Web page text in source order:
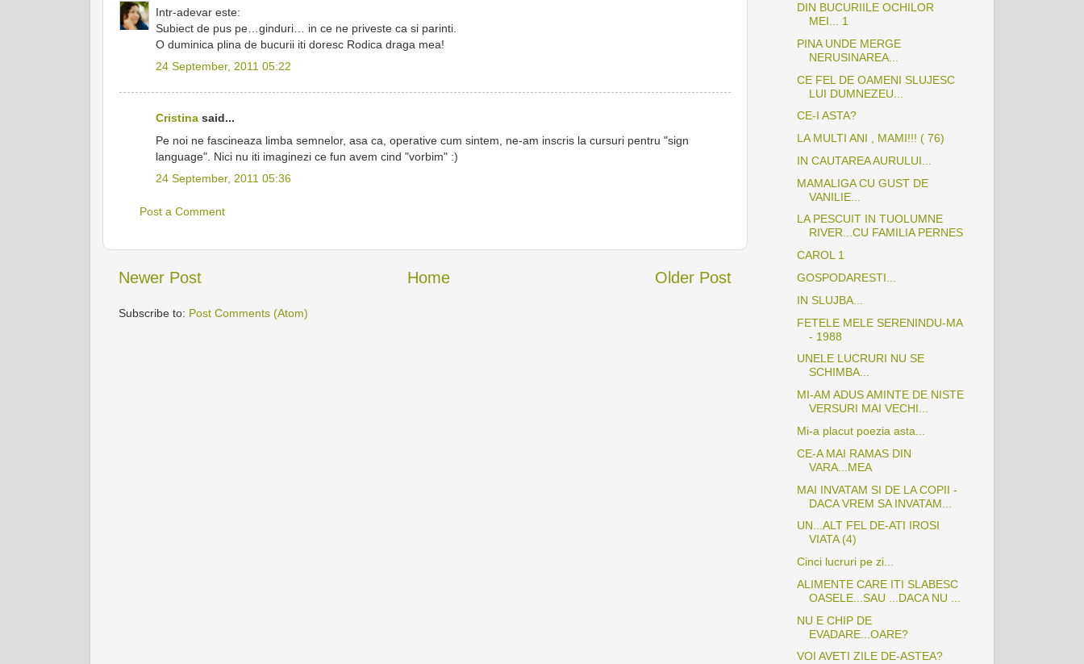
Intr-adevar este:
Subiect de pus pe…ginduri… in ce ne priveste ca si parinti.
O duminica plina de bucurii iti doresc Rodica draga mea!
24 September, 2011 05:22
Cristina said...
Pe noi ne fascineaza limba semnelor, asa ca, operative cum sintem, ne-am inscris la cursuri pentru "sign
language". Nici nu iti imaginezi ce fun avem cind "vorbim" :)
24 September, 2011 05:36
Post a Comment
Newer Post Older Post
Home
Subscribe to: Post Comments (Atom)
DIN BUCURIILE OCHILOR
MEI... 1
PINA UNDE MERGE
NERUSINAREA...
CE FEL DE OAMENI SLUJESC
LUI DUMNEZEU...
CE-I ASTA?
LA MULTI ANI , MAMI!!! ( 76)
IN CAUTAREA AURULUI...
MAMALIGA CU GUST DE
VANILIE...
LA PESCUIT IN TUOLUMNE
RIVER...CU FAMILIA PERNES
CAROL 1
GOSPODARESTI...
IN SLUJBA...
FETELE MELE SERENINDU-MA
- 1988
UNELE LUCRURI NU SE
SCHIMBA...
MI-AM ADUS AMINTE DE NISTE
VERSURI MAI VECHI...
Mi-a placut poezia asta...
CE-A MAI RAMAS DIN
VARA...MEA
MAI INVATAM SI DE LA COPII -
DACA VREM SA INVATAM...
UN...ALT FEL DE-ATI IROSI
VIATA (4)
Cinci lucruri pe zi...
ALIMENTE CARE ITI SLABESC
OASELE...SAU ...DACA NU ...
NU E CHIP DE
EVADARE...OARE?
VOI AVETI ZILE DE-ASTEA?